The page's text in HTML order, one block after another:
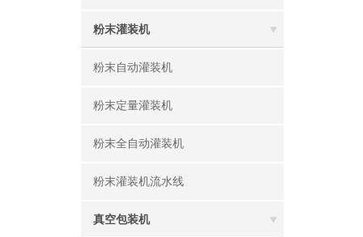
粉末灌装机
粉末自动灌装机
粉末定量灌装机
粉末全自动灌装机
粉末灌装机流水线
真空包装机